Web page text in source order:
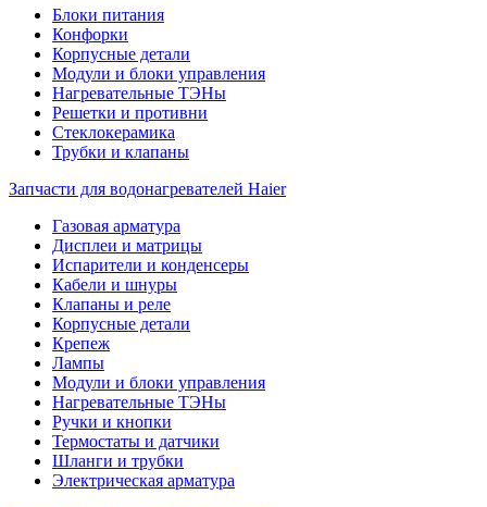
Блоки питания
Конфорки
Корпусные детали
Модули и блоки управления
Нагревательные ТЭНы
Решетки и противни
Стеклокерамика
Трубки и клапаны
Запчасти для водонагревателей Haier
Газовая арматура
Дисплеи и матрицы
Испарители и конденсеры
Кабели и шнуры
Клапаны и реле
Корпусные детали
Крепеж
Лампы
Модули и блоки управления
Нагревательные ТЭНы
Ручки и кнопки
Термостаты и датчики
Шланги и трубки
Электрическая арматура